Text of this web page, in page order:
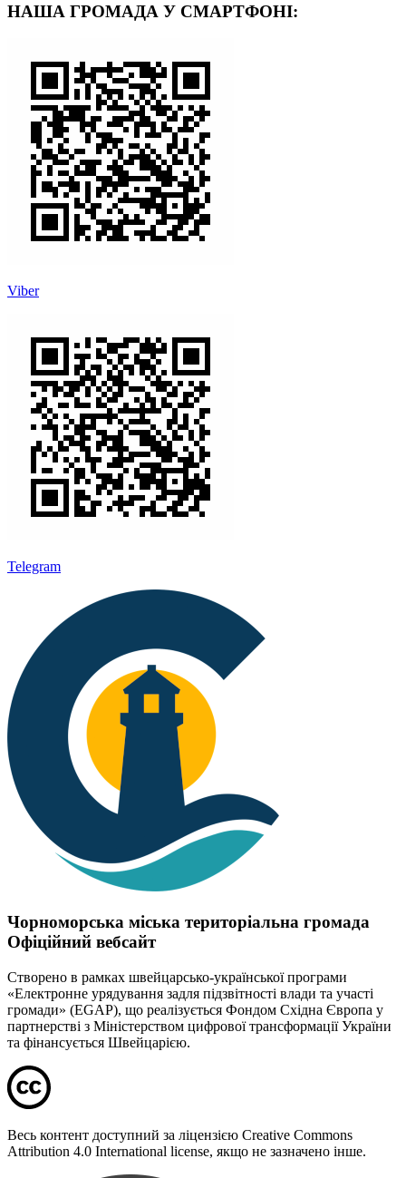
НАША ГРОМАДА У СМАРТФОНІ:
Viber
Telegram
Чорноморська міська територіальна громада
Офіційний вебсайт
Створено в рамках швейцарсько-української програми
«Електронне урядування задля підзвітності влади та участі
громади» (EGAP), що реалізується Фондом Східна Європа у
партнерстві з Міністерством цифрової трансформації України
та фінансується Швейцарією.
Весь контент доступний за ліцензією Creative Commons
Attribution 4.0 International license, якщо не зазначено інше.